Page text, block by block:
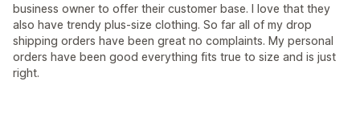
business owner to offer their customer base. I love that they
also have trendy plus-size clothing. So far all of my drop
shipping orders have been great no complaints. My personal
orders have been good everything fits true to size and is just
right.